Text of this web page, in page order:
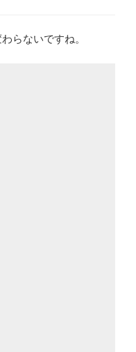
らないですね。